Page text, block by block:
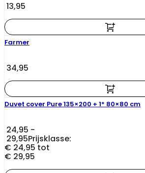
13,95
Farmer
34,95
Duvet cover Pure 135×200 + 1* 80×80 cm
24,95 -
29,95Prijsklasse:
€ 24,95 tot
€ 29,95